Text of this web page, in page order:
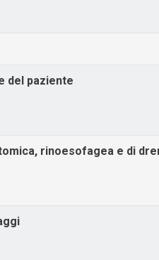
del paziente
rinoesofagea e di